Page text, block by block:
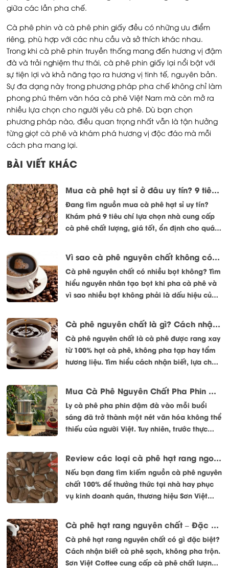
giữa các lần pha chế.
Cà phê phin và cà phê phin giấy đều có những ưu điểm
riêng, phù hợp với các nhu cầu và sở thích khác nhau.
Trong khi cà phê phin truyền thống mang đến hương vị đậm
đà và trải nghiệm thư thái, cà phê phin giấy lại nổi bật với
sự tiện lợi và khả năng tạo ra hương vị tinh tế, nguyên bản.
Sự đa dạng này trong phương pháp pha chế không chỉ làm
phong phú thêm văn hóa cà phê Việt Nam mà còn mở ra
nhiều lựa chọn cho người yêu cà phê. Dù bạn chọn
phương pháp nào, điều quan trọng nhất vẫn là tận hưởng
từng giọt cà phê và khám phá hương vị độc đáo mà mỗi
cách pha mang lại.
BÀI VIẾT KHÁC
Mua cà phê hạt sỉ ở đâu uy tín? 9 tiêu chí lựa chọn nhà cung cấp chất lượng
Đang tìm nguồn mua cà phê hạt sỉ uy tín?
Khám phá 9 tiêu chí lựa chọn nhà cung cấp
cà phê chất lượng, giá tốt, ổn định cho quán
Vì sao cà phê nguyên chất không có nhiều bọt? Giải đáp đúng từ góc nhìn rang xay
Cà phê nguyên chất có nhiều bọt không? Tìm
hiểu nguyên nhân tạo bọt khi pha cà phê và
vì sao nhiều bọt không phải là dấu hiệu của
Cà phê nguyên chất là gì? Cách nhận biết và lựa chọn đúng
Cà phê nguyên chất là cà phê được rang xay
từ 100% hạt cà phê, không pha tạp hay tẩm
hương liệu. Tìm hiểu cách nhận biết, lựa chọn
Mua Cà Phê Nguyên Chất Pha Phin Ở Đâu Uy Tín, Sạch
Ly cà phê pha phin đậm đà vào mỗi buổi
sáng đã trở thành một nét văn hóa không thể
thiếu của người Việt. Tuy nhiên, trước thực
thị trường, người tiêu dùng ngày càng hoang
mang.
Review các loại cà phê hạt rang ngon nhất của thương hiệu Sơn Việt
Nếu bạn đang tìm kiếm nguồn cà phê nguyên
chất 100% để thưởng thức tại nhà hay phục
vụ kinh doanh quán, thương hiệu Sơn Việt
Lâm Đồng) chắc chắn là cái tên không thể
bỏ qua. Đ nổi tiếng với triết lý "Cà phê sạch
vì sức khỏe cộng đồng", Sơn Việt sở hữu danh
mục sản phẩm vô cùng đa dạng.
Cà phê hạt rang nguyên chất – Đặc điểm và cách nhận biết
Cà phê hạt rang nguyên chất có gì đặc biệt?
Cách nhận biết cà phê sạch, không pha trộn.
Sơn Việt Coffee cung cấp cà phê chất lượng,